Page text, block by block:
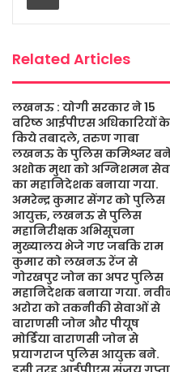
o
Related Articles
लखनऊ : योगी सरकार ने 15
वरिष्ठ आईपीएस अधिकारियों के
किये तबादले, तरुण गाबा
लखनऊ के पुलिस कमिश्नर
अशोक मुथा को अग्निशमन
का महानिदेशक बनाया गया.
अमरेन्द्र कुमार सेंगर को पुलिस
आयुक्त, लखनऊ से पुलिस
महानिरीक्षक अभिसूचना
मुख्यालय भेजे गए जबकि राम
कुमार को लखनऊ रेंज से
गोरखपुर जोन का अपर पुलिस
महानिदेशक बनाया गया.
अरोरा को तकनीकी सेवाओं से
वाराणसी जोन और पीयूष
मोर्डिया वाराणसी जोन से
प्रयागराज पुलिस आयुक्त बने.